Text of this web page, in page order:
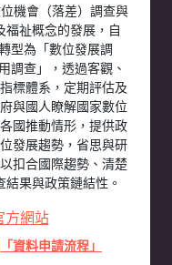
機會（落差）調查與
祉概念的發展，自
型為「數位發展調
調查」，透過客觀、
標體系，定期評估及
與國人瞭解國家數位
國推動情形，提供政
發展趨勢，省思與研
扣合國際趨勢、清楚
果與政策鏈結性。
方網站
「資料申請流程」